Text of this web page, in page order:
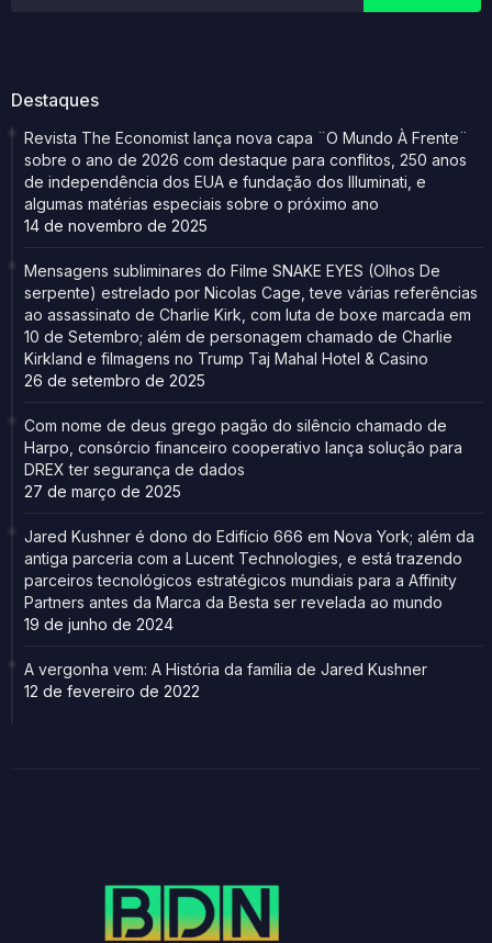
Destaques
Revista The Economist lança nova capa ¨O Mundo À Frente¨
sobre o ano de 2026 com destaque para conflitos, 250 anos
de independência dos EUA e fundação dos Illuminati, e
algumas matérias especiais sobre o próximo ano
14 de novembro de 2025
Mensagens subliminares do Filme SNAKE EYES (Olhos De
serpente) estrelado por Nicolas Cage, teve várias referências
ao assassinato de Charlie Kirk, com luta de boxe marcada em
10 de Setembro; além de personagem chamado de Charlie
Kirkland e filmagens no Trump Taj Mahal Hotel & Casino
26 de setembro de 2025
Com nome de deus grego pagão do silêncio chamado de
Harpo, consórcio financeiro cooperativo lança solução para
DREX ter segurança de dados
27 de março de 2025
Jared Kushner é dono do Edifício 666 em Nova York; além da
antiga parceria com a Lucent Technologies, e está trazendo
parceiros tecnológicos estratégicos mundiais para a Affinity
Partners antes da Marca da Besta ser revelada ao mundo
19 de junho de 2024
A vergonha vem: A História da família de Jared Kushner
12 de fevereiro de 2022